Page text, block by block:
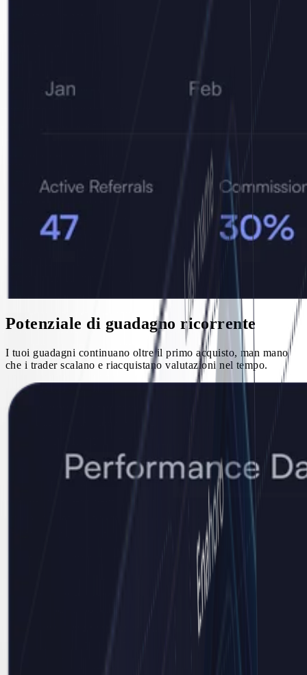
Potenziale di guadagno ricorrente
I tuoi guadagni continuano oltre il primo acquisto, man mano
che i trader scalano e riacquistano valutazioni nel tempo.